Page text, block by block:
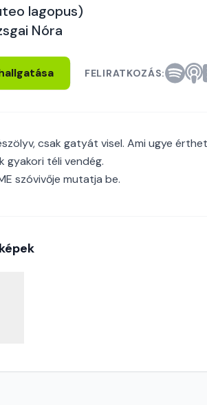
lagopus)
Nóra
FELIRATKOZÁS:
csak gatyát visel. Ami ugye
gyakori téli vendég.
szóvivője mutatja be.